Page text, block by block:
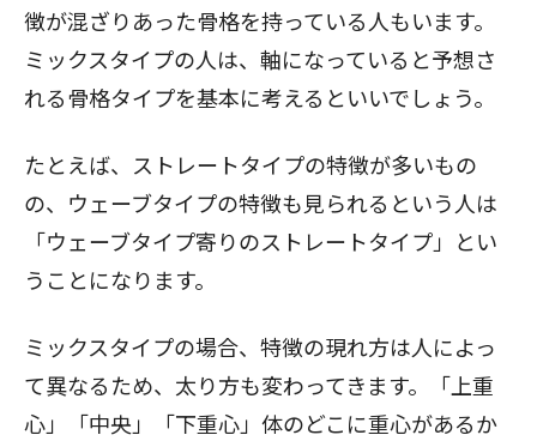
徴が混ざりあった骨格を持っている人もいます。
ミックスタイプの人は、軸になっていると予想さ
れる骨格タイプを基本に考えるといいでしょう。
たとえば、ストレートタイプの特徴が多いもの
の、ウェーブタイプの特徴も見られるという人は
「ウェーブタイプ寄りのストレートタイプ」とい
うことになります。
ミックスタイプの場合、特徴の現れ方は人によっ
て異なるため、太り方も変わってきます。「上重
心」「中央」「下重心」体のどこに重心があるか